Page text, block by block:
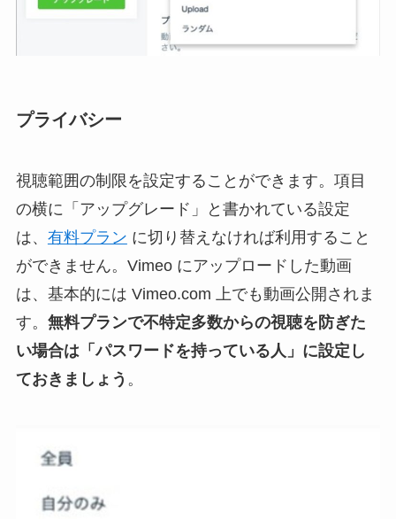
プライバシー
視聴範囲の制限を設定することができます。項目
の横に「アップグレード」と書かれている設定
は、 有料プラン に切り替えなければ利用すること
ができません。Vimeo にアップロードした動画
は、基本的には Vimeo.com 上でも動画公開されま
す。 無料プランで不特定多数からの視聴を防ぎた
い場合は「パスワードを持っている人」に設定し
ておきましょう 。